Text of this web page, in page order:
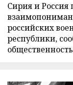
Сирия и
российских
республики,